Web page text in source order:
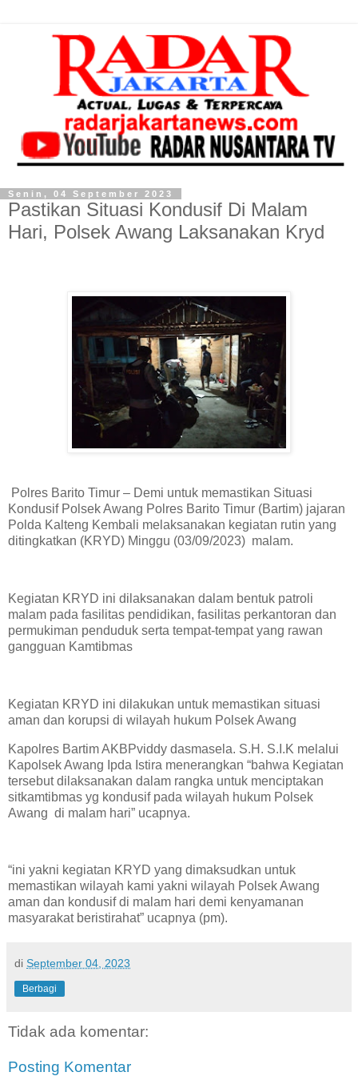
Senin, 04 September 2023
Pastikan Situasi Kondusif Di Malam
Hari, Polsek Awang Laksanakan Kryd
Polres Barito Timur – Demi untuk memastikan Situasi
Kondusif Polsek Awang Polres Barito Timur (Bartim) jajaran
Polda Kalteng Kembali melaksanakan kegiatan rutin yang
ditingkatkan (KRYD) Minggu (03/09/2023) malam.
Kegiatan KRYD ini dilaksanakan dalam bentuk patroli
malam pada fasilitas pendidikan, fasilitas perkantoran dan
permukiman penduduk serta tempat-tempat yang rawan
gangguan Kamtibmas
Kegiatan KRYD ini dilakukan untuk memastikan situasi
aman dan korupsi di wilayah hukum Polsek Awang
Kapolres Bartim AKBPviddy dasmasela. S.H. S.I.K melalui
Kapolsek Awang Ipda Istira menerangkan “bahwa Kegiatan
tersebut dilaksanakan dalam rangka untuk menciptakan
sitkamtibmas yg kondusif pada wilayah hukum Polsek
Awang di malam hari” ucapnya.
“ini yakni kegiatan KRYD yang dimaksudkan untuk
memastikan wilayah kami yakni wilayah Polsek Awang
aman dan kondusif di malam hari demi kenyamanan
masyarakat beristirahat” ucapnya (pm).
di September 04, 2023
Berbagi
Tidak ada komentar:
Posting Komentar